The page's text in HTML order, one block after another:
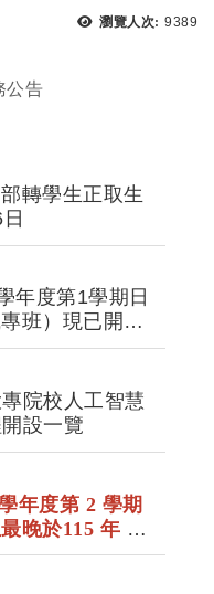
瀏覽人次: 瀏覽
9389
公告
轉學生正取生
年度第1學期日
班）現已開放
學可採「線上
辦理，相關重
頁。
院校人工智慧
設一覽
年度第 2 學期
最晚於115 年 7
生學位考試成